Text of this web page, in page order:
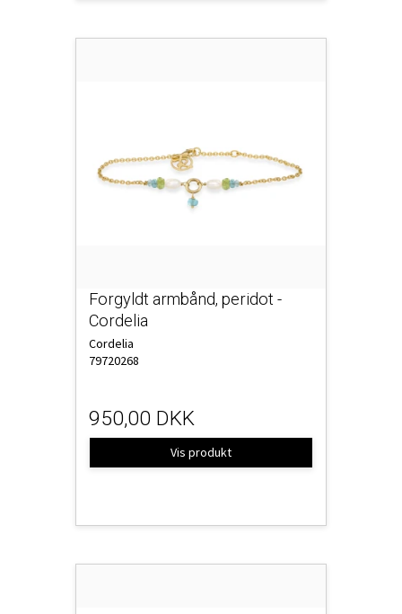
Forgyldt armbånd, peridot -
Cordelia
Cordelia
79720268
950,00 DKK
Vis produkt